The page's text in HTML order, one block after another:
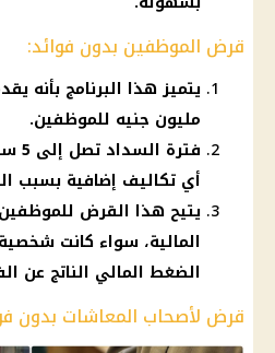
قرض الموظفين بدون فوائد:
يتميز هذا البرنامج بأنه
مليون جنيه للموظفين.
أي تكاليف إضافية بسبب
يتيح هذا القرض للموظفين
المالية، سواء كانت
الضغط المالي الناتج عن
قرض لأصحاب المعاشات بدون